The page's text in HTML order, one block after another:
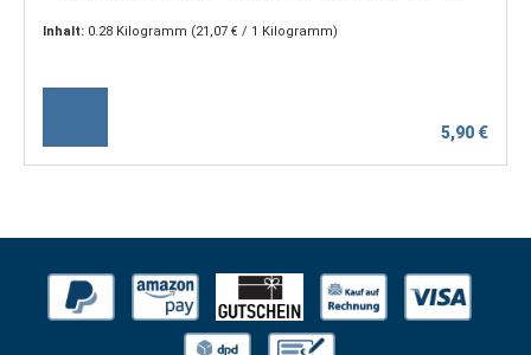
Inhalt: 0.28 Kilogramm (21,07 € / 1 Kilogramm)
5,90 €